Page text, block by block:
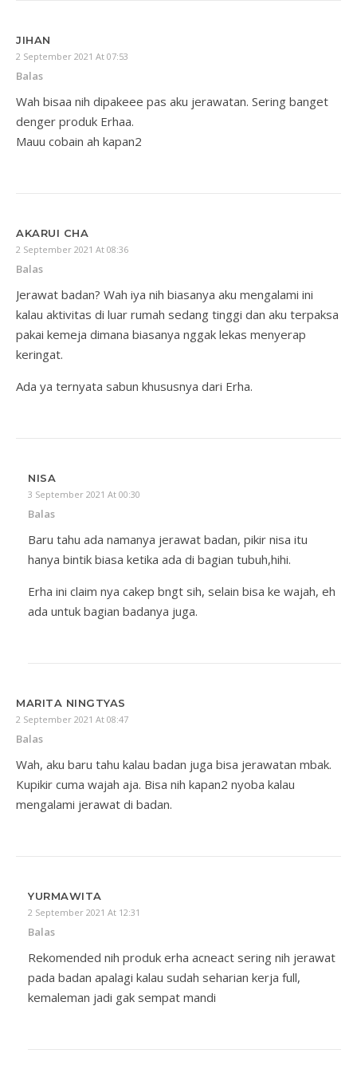
JIHAN
2 September 2021 At 07:53
Balas
Wah bisaa nih dipakeee pas aku jerawatan. Sering banget
denger produk Erhaa.
Mauu cobain ah kapan2
AKARUI CHA
2 September 2021 At 08:36
Balas
Jerawat badan? Wah iya nih biasanya aku mengalami ini
kalau aktivitas di luar rumah sedang tinggi dan aku terpaksa
pakai kemeja dimana biasanya nggak lekas menyerap
keringat.
Ada ya ternyata sabun khususnya dari Erha.
NISA
3 September 2021 At 00:30
Balas
Baru tahu ada namanya jerawat badan, pikir nisa itu
hanya bintik biasa ketika ada di bagian tubuh,hihi.
Erha ini claim nya cakep bngt sih, selain bisa ke wajah, eh
ada untuk bagian badanya juga.
MARITA NINGTYAS
2 September 2021 At 08:47
Balas
Wah, aku baru tahu kalau badan juga bisa jerawatan mbak.
Kupikir cuma wajah aja. Bisa nih kapan2 nyoba kalau
mengalami jerawat di badan.
YURMAWITA
2 September 2021 At 12:31
Balas
Rekomended nih produk erha acneact sering nih jerawat
pada badan apalagi kalau sudah seharian kerja full,
kemaleman jadi gak sempat mandi